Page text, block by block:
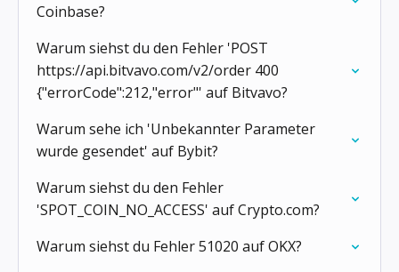
Coinbase?
Warum siehst du den Fehler 'POST
https://api.bitvavo.com/v2/order 400
{"errorCode":212,"error"' auf Bitvavo?
Warum sehe ich 'Unbekannter Parameter
wurde gesendet' auf Bybit?
Warum siehst du den Fehler
'SPOT_COIN_NO_ACCESS' auf Crypto.com?
Warum siehst du Fehler 51020 auf OKX?